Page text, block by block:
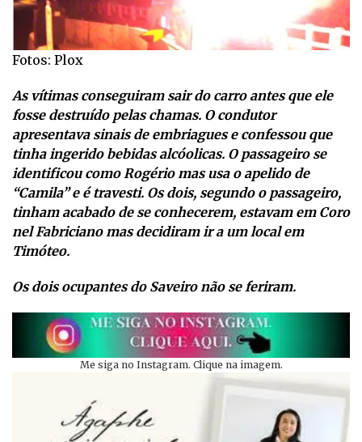
Fotos: Plox
As vítimas conseguiram sair do carro antes que ele
fosse destruído pelas chamas. O condutor
apresentava sinais de embriagues e confessou que
tinha ingerido bebidas alcóolicas. O passageiro se
identificou como Rogério mas usa o apelido de
“Camila” e é travesti. Os dois, segundo o passageiro,
tinham acabado de se conhecerem, estavam em Coro
nel Fabriciano mas decidiram ir a um local em
Timóteo.
Os dois ocupantes do Saveiro não se feriram.
Me siga no Instagram. Clique na imagem.